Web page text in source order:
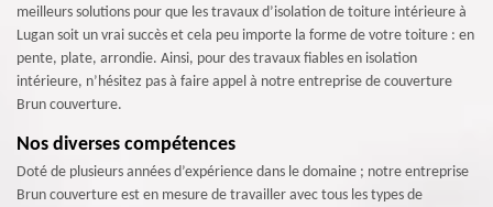
meilleurs solutions pour que les travaux d’isolation de toiture intérieure à
Lugan soit un vrai succès et cela peu importe la forme de votre toiture : en
pente, plate, arrondie. Ainsi, pour des travaux fiables en isolation
intérieure, n’hésitez pas à faire appel à notre entreprise de couverture
Brun couverture.
Nos diverses compétences
Doté de plusieurs années d’expérience dans le domaine ; notre entreprise
Brun couverture est en mesure de travailler avec tous les types de